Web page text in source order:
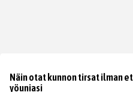
Näin otat kunnon tirsat ilman
yöuniasi